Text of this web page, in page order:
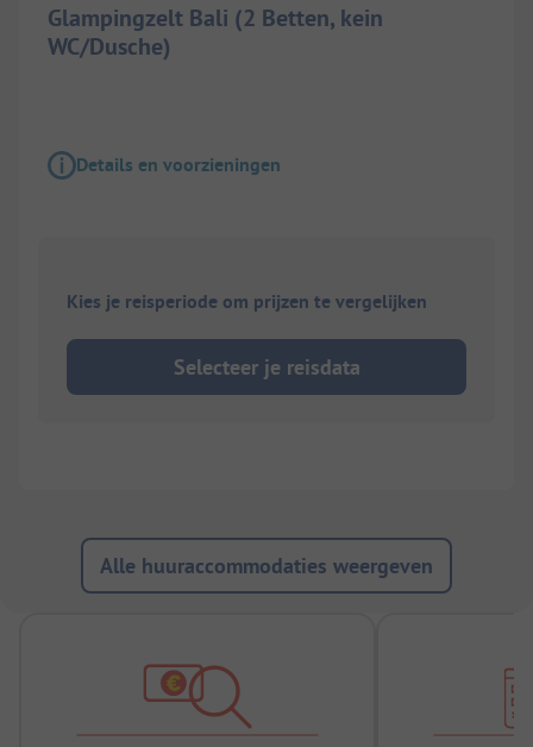
Glampingzelt Bali (2 Betten, kein
WC/Dusche)
Details en voorzieningen
Kies je reisperiode om prijzen te vergelijken
Selecteer je reisdata
Alle huuraccommodaties weergeven